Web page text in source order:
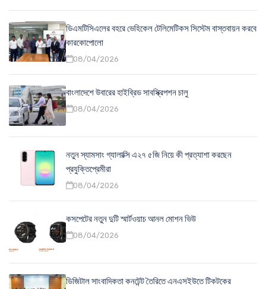
ডিএমটিসিএলের বহরে ভেহিকেল টেলিমেটিকস সিস্টেম বাস্তবায়ন করবে
কারকোপোলো
08/04/2026
বাংলাদেশে উবারের হাইব্রিড সাবস্ক্রিপশন চালু
08/04/2026
নতুন স্যামসাং গ্যালাক্সি এ২৭ ৫জি নিয়ে কী প্রত্যাশা করছেন
প্রযুক্তিপ্রেমীরা
08/04/2026
কসপেটের নতুন দুটি স্মার্টওয়াচ আনল মোশন ভিউ
08/04/2026
ডিজিটাল সাংবাদিকতা কনটেন্ট তৈরিতে এনএসইউতে টিকটকের